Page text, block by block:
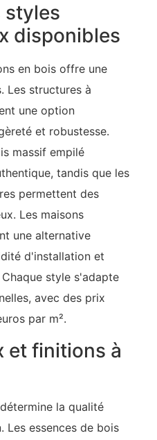
styles
disponibles
en bois offre une
Les structures à
une option
et robustesse.
massif empilé
tandis que les
permettent des
Les maisons
une alternative
d'installation et
style s'adapte
avec des prix
par m².
et finitions à
la qualité
Les essences de bois